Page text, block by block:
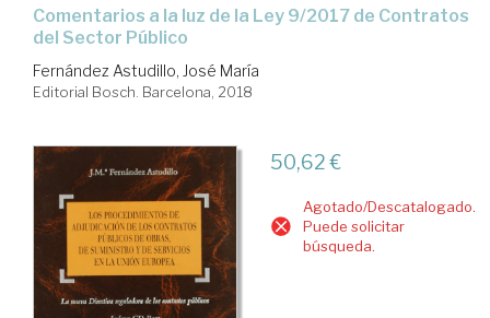
Comentarios a la luz de la Ley 9/2017 de Contratos
del Sector Público
Fernández Astudillo, José María
Editorial Bosch. Barcelona, 2018
50,62 €
Agotado/Descatalogado.
Puede solicitar
búsqueda.